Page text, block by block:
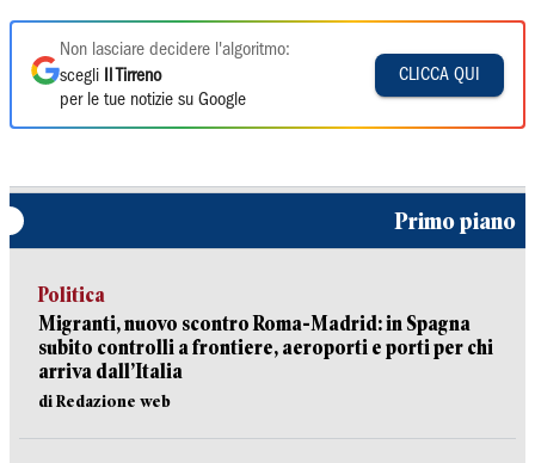
Non lasciare decidere l'algoritmo:
scegli
Il Tirreno
per le tue notizie su Google
CLICCA QUI
Primo piano
Politica
Migranti, nuovo scontro Roma-Madrid: in Spagna
subito controlli a frontiere, aeroporti e porti per chi
arriva dall’Italia
di Redazione web